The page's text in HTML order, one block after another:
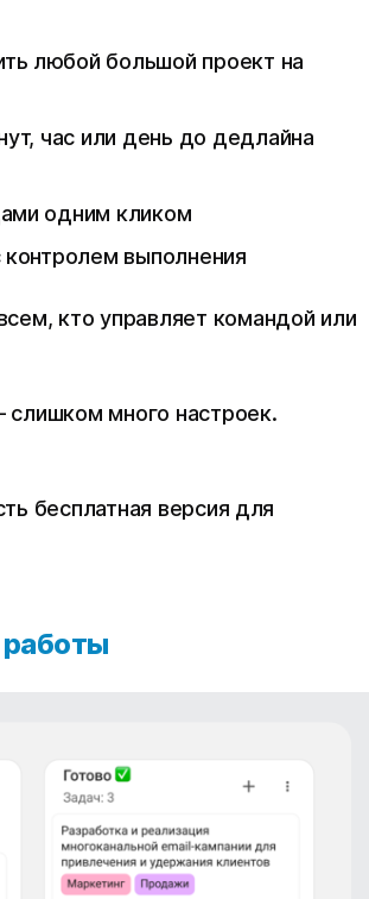
любой большой проект на
час или день до дедлайна
одним кликом
выполнения
кто управляет командой или
много настроек.
бесплатная версия для
работы